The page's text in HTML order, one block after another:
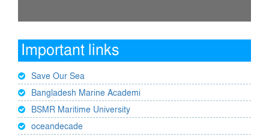
Important links
Save Our Sea
Bangladesh Marine Academi
BSMR Maritime University
oceandecade